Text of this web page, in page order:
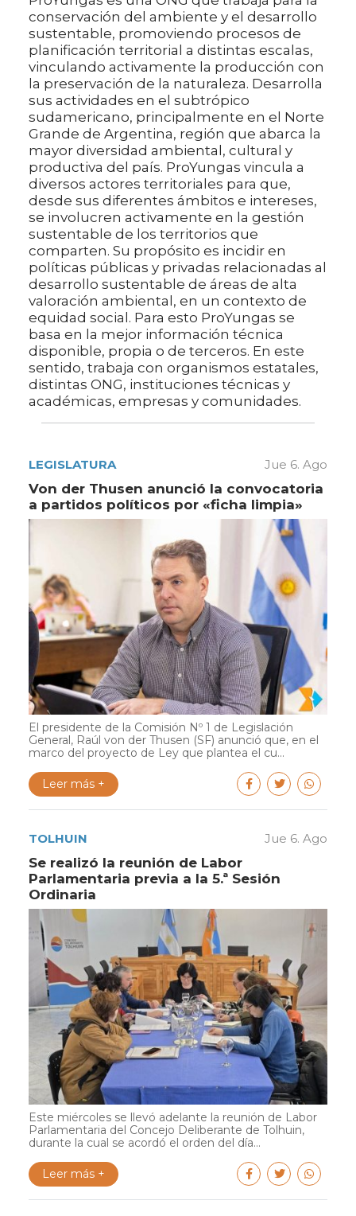
conservación del ambiente y el desarrollo
sustentable, promoviendo procesos de
planificación territorial a distintas escalas,
vinculando activamente la producción con
la preservación de la naturaleza. Desarrolla
sus actividades en el subtrópico
sudamericano, principalmente en el Norte
Grande de Argentina, región que abarca la
mayor diversidad ambiental, cultural y
productiva del país. ProYungas vincula a
diversos actores territoriales para que,
desde sus diferentes ámbitos e intereses,
se involucren activamente en la gestión
sustentable de los territorios que
comparten. Su propósito es incidir en
políticas públicas y privadas relacionadas al
desarrollo sustentable de áreas de alta
valoración ambiental, en un contexto de
equidad social. Para esto ProYungas se
basa en la mejor información técnica
disponible, propia o de terceros. En este
sentido, trabaja con organismos estatales,
distintas ONG, instituciones técnicas y
académicas, empresas y comunidades.
LEGISLATURA Jue 6. Ago
Von der Thusen anunció la convocatoria
a partidos políticos por «ficha limpia»
El presidente de la Comisión Nº 1 de Legislación
General, Raúl von der Thusen (SF) anunció que, en el
marco del proyecto de Ley que plantea el cu...
Leer más +
TOLHUIN Jue 6. Ago
Se realizó la reunión de Labor
Parlamentaria previa a la 5.ª Sesión
Ordinaria
Este miércoles se llevó adelante la reunión de Labor
Parlamentaria del Concejo Deliberante de Tolhuin,
durante la cual se acordó el orden del día...
Leer más +